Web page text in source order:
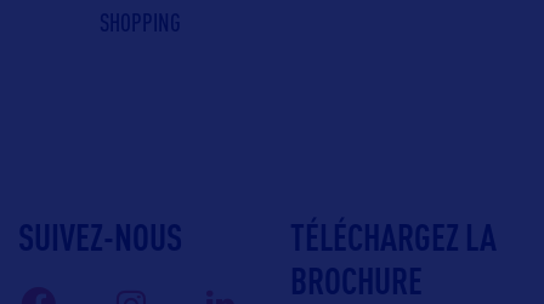
SHOPPING
SUIVEZ-NOUS
TÉLÉCHARGEZ LA
BROCHURE